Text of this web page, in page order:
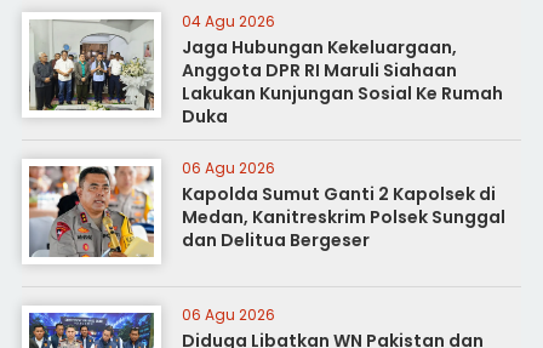
04 Agu 2026
Jaga Hubungan Kekeluargaan,
Anggota DPR RI Maruli Siahaan
Lakukan Kunjungan Sosial Ke Rumah
Duka
06 Agu 2026
Kapolda Sumut Ganti 2 Kapolsek di
Medan, Kanitreskrim Polsek Sunggal
dan Delitua Bergeser
06 Agu 2026
Diduga Libatkan WN Pakistan dan